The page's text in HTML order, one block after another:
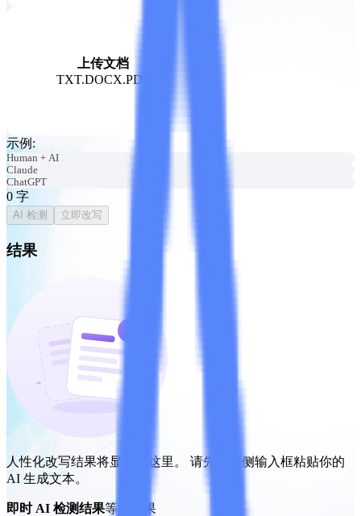
上传文档
TXT.DOCX.PDF
示例 :
Human + AI
Claude
ChatGPT
0 字
AI 检测 立即改写
结果
人性化改写结果将显示在这里。 请先在左侧输入框粘贴你的
AI 生成文本。
即时 AI 检测结果等待结果